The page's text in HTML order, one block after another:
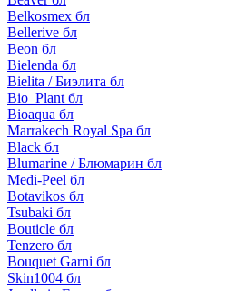
Belkosmex бл
Bellerive бл
Beon бл
Bielenda бл
Bielita / Биэлита бл
Bio_Plant бл
Bioaqua бл
Marrakech Royal Spa бл
Black бл
Blumarine / Блюмарин бл
Medi-Peel бл
Botavikos бл
Tsubaki бл
Bouticle бл
Tenzero бл
Bouquet Garni бл
Skin1004 бл